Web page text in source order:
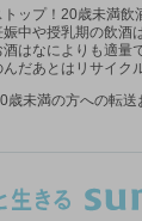
トップ！20歳未満飲
娠中や授乳期の飲酒
酒はなによりも適量
んだあとはリサイクル
歳未満の方への転送